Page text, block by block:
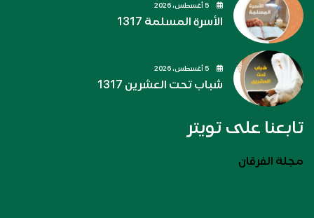
الأسرة المسلمة 1317
شباب تحت العشرين 1317
تابعنا على تويتر
مجلة الفرقان